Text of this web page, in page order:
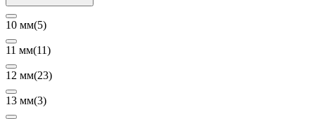
10 мм(5)
11 мм(11)
12 мм(23)
13 мм(3)